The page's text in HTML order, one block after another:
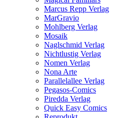
Marcus Repp Verlag
MarGravio
Mohlberg Verlag
Mosaik
Naglschmid Verlag
Nichtlustig Verlag
Nomen Verlag
Nona Arte
Parallelallee Verlag
Pegasos-Comics
Piredda Verlag
Quick Easy Comics